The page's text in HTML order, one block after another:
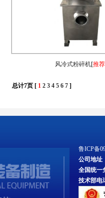
风冷式粉碎机[推荐
总计7页 [ 1 2 3 4 5 6 7 ]
鲁ICP备
公司地址
全国统一
技术部电